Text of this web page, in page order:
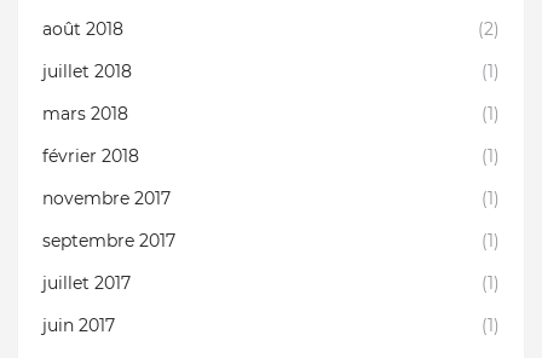
août 2018
(2)
juillet 2018
(1)
mars 2018
(1)
février 2018
(1)
novembre 2017
(1)
septembre 2017
(1)
juillet 2017
(1)
juin 2017
(1)